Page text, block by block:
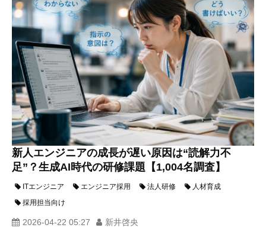
新人エンジニアの成長が遅い原因は“読解力不
足”？生成AI時代の研修課題【1,004名調査】
ITエンジニア エンジニア採用 法人研修
人材育成
採用担当向け
2026-04-22 05:27 新井啓央